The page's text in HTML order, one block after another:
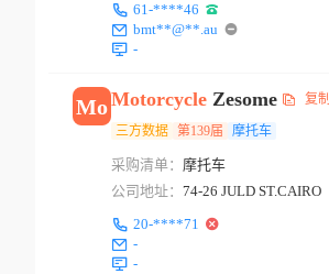
61-****46
bmt**@**.au
-
MoMotorcycleZesome 复制
三方数据 第139届 摩托车
采购清单： 摩托车
公司地址： 74-26 JULD ST.CAIRO
20-****71
-
-